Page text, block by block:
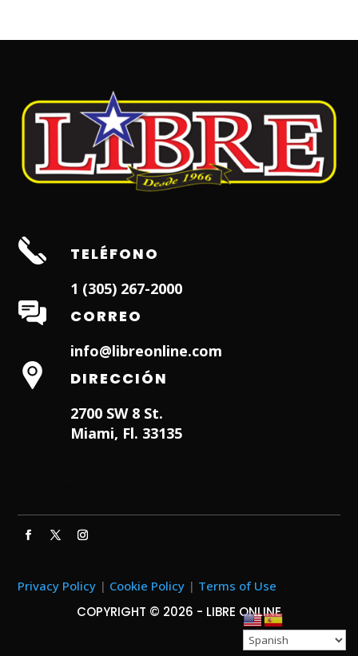
TELÉFONO
1 (305) 267-2000
CORREO
info@libreonline.com
DIRECCIÓN
2700 SW 8 St.
Miami, Fl. 33135
Privacy Policy | Cookie Policy | Terms of Use
COPYRIGHT © 2026 - LIBRE ONLINE